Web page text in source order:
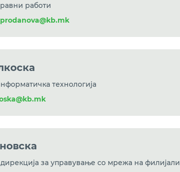
работи
технологија
за управување со мрежа на филијали